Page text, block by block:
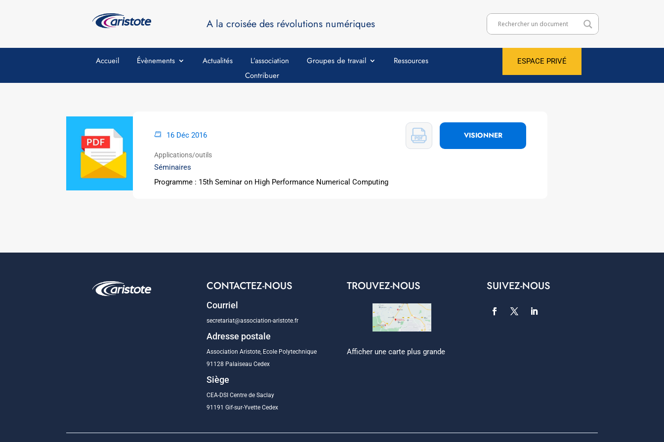
A la croisée des révolutions numériques
Accueil Évènements Actualités L’association Groupes de travail
Ressources
Contribuer
ESPACE PRIVÉ
16 Déc 2016 VISIONNER
Applications/outils
Séminaires
Programme : 15th Seminar on High Performance Numerical Computing
CONTACTEZ-NOUS
Courriel
secretariat@association-aristote.fr
Adresse postale
Association Aristote, Ecole Polytechnique
91128 Palaiseau Cedex
Siège
CEA-DSI Centre de Saclay
91191 Gif-sur-Yvette Cedex
TROUVEZ-NOUS
Afficher une carte plus grande
SUIVEZ-NOUS